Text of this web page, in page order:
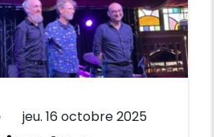
jeu. 16 octobre 2025